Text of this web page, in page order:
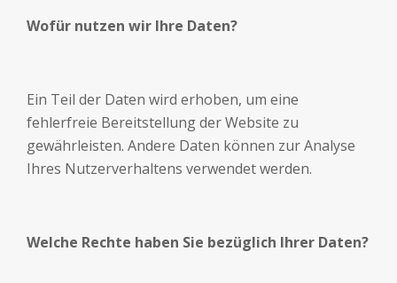
Wofür nutzen wir Ihre Daten?
Ein Teil der Daten wird erhoben, um eine
fehlerfreie Bereitstellung der Website zu
gewährleisten. Andere Daten können zur Analyse
Ihres Nutzerverhaltens verwendet werden.
Welche Rechte haben Sie bezüglich Ihrer Daten?